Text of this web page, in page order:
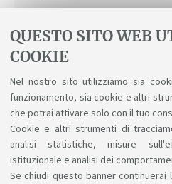
QUESTO SITO WEB
COOKIE
Nel nostro sito utilizziamo sia
funzionamento, sia cookie e altri
che potrai attivare solo con il tuo
Cookie e altri strumenti di
analisi statistiche, misure
istituzionale e analisi dei
Se chiudi questo banner
tempo parziale
Attivare una carriera alias
Conciliare studio e
Rinnovo del permesso di